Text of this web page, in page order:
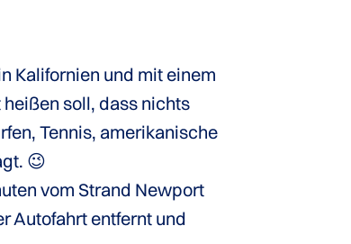
Kalifornien und mit einem
soll, dass nichts
Tennis, amerikanische
😉
vom Strand Newport
Autofahrt entfernt und